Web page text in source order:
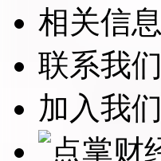
相关信息
联系我们
加入我们